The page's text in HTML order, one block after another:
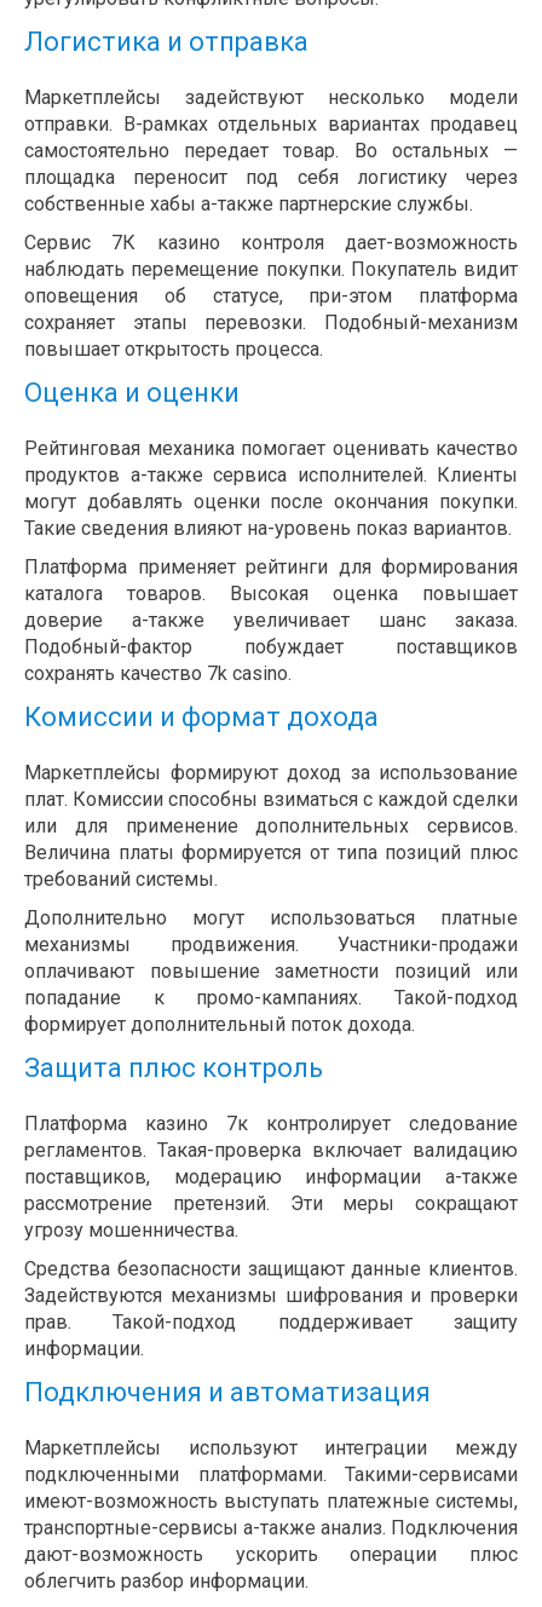
Логистика и отправка
Маркетплейсы задействуют несколько модели
отправки. В-рамках отдельных вариантах продавец
самостоятельно передает товар. Во остальных —
площадка переносит под себя логистику через
собственные хабы а-также партнерские службы.
Сервис 7К казино контроля дает-возможность
наблюдать перемещение покупки. Покупатель видит
оповещения об статусе, при-этом платформа
сохраняет этапы перевозки. Подобный-механизм
повышает открытость процесса.
Оценка и оценки
Рейтинговая механика помогает оценивать качество
продуктов а-также сервиса исполнителей. Клиенты
могут добавлять оценки после окончания покупки.
Такие сведения влияют на-уровень показ вариантов.
Платформа применяет рейтинги для формирования
каталога товаров. Высокая оценка повышает
доверие а-также увеличивает шанс заказа.
Подобный-фактор побуждает поставщиков
сохранять качество 7k casino.
Комиссии и формат дохода
Маркетплейсы формируют доход за использование
плат. Комиссии способны взиматься с каждой сделки
или для применение дополнительных сервисов.
Величина платы формируется от типа позиций плюс
требований системы.
Дополнительно могут использоваться платные
механизмы продвижения. Участники-продажи
оплачивают повышение заметности позиций или
попадание к промо-кампаниях. Такой-подход
формирует дополнительный поток дохода.
Защита плюс контроль
Платформа казино 7к контролирует следование
регламентов. Такая-проверка включает валидацию
поставщиков, модерацию информации а-также
рассмотрение претензий. Эти меры сокращают
угрозу мошенничества.
Средства безопасности защищают данные клиентов.
Задействуются механизмы шифрования и проверки
прав. Такой-подход поддерживает защиту
информации.
Подключения и автоматизация
Маркетплейсы используют интеграции между
подключенными платформами. Такими-сервисами
имеют-возможность выступать платежные системы,
транспортные-сервисы а-также анализ. Подключения
дают-возможность ускорить операции плюс
облегчить разбор информации.